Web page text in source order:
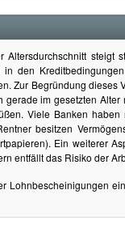
steigt
den
Zur Begründung dieses
im gesetzten
Viele Banken haben
besitzen
Ein weiterer
entfällt das Risiko der
Lohnbescheinigungen